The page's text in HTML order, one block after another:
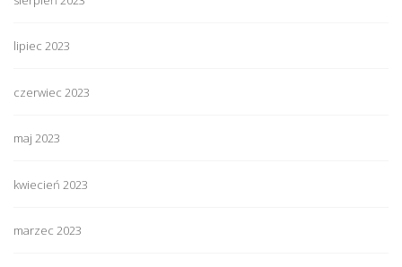
lipiec 2023
czerwiec 2023
maj 2023
kwiecień 2023
marzec 2023